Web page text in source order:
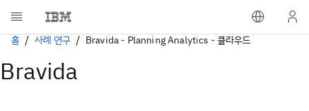
홈 사례 연구 Bravida - Planning Analytics - 클라우드
Bravida